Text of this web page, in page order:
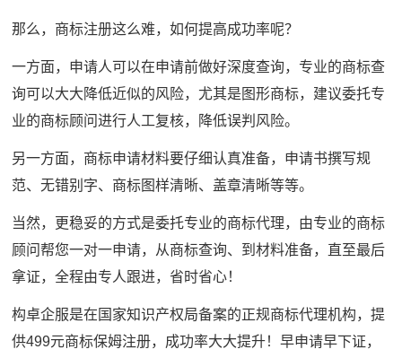
那么，商标注册这么难，如何提高成功率呢？
一方面，申请人可以在申请前做好深度查询，专业的商标查
询可以大大降低近似的风险，尤其是图形商标，建议委托专
业的商标顾问进行人工复核，降低误判风险。
另一方面，商标申请材料要仔细认真准备，申请书撰写规
范、无错别字、商标图样清晰、盖章清晰等等。
当然，更稳妥的方式是委托专业的商标代理，由专业的商标
顾问帮您一对一申请，从商标查询、到材料准备，直至最后
拿证，全程由专人跟进，省时省心！
构卓企服是在国家知识产权局备案的正规商标代理机构，提
供499元商标保姆注册，成功率大大提升！早申请早下证，